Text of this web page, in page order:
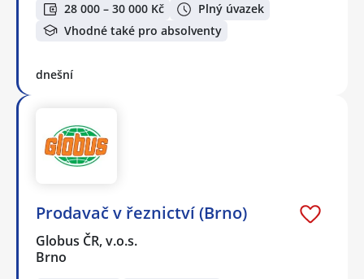
28 000 – 30 000 Kč
Plný úvazek
Vhodné také pro absolventy
dnešní
Prodavač v řeznictví (Brno)
Globus ČR, v.o.s.
Brno